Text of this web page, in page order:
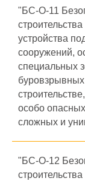
"БС-О-11
устройства
сооружений,
специальных
особо
сложных и
"БС-О-12